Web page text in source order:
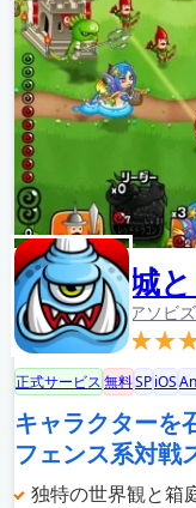
城
アソビ
正式サービス無料SPiOS
キャラクターを
フェンス系対戦
独特の世界観と箱